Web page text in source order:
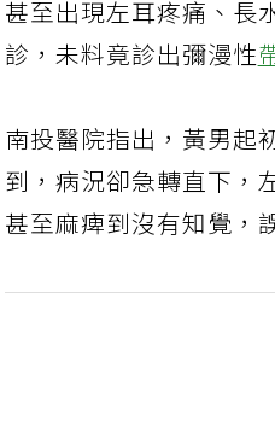
甚至出現左耳疼痛、長
診，未料竟診出彌漫性
南投醫院指出，黃男起
到，病況卻急轉直下，
甚至麻痺到沒有知覺，